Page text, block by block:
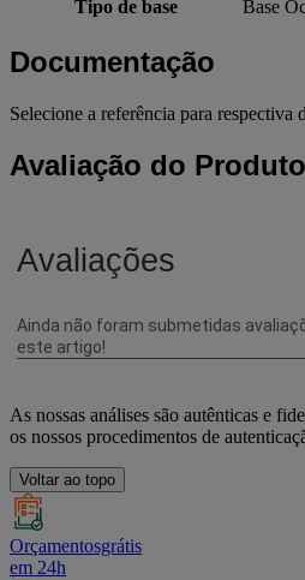
Tipo de base
Base
Documentação
Selecione a referência para respectiva
Avaliação do Produto
As nossas análises são autênticas e
os nossos procedimentos de
Voltar ao topo
Orçamentosgrátis
em 24h